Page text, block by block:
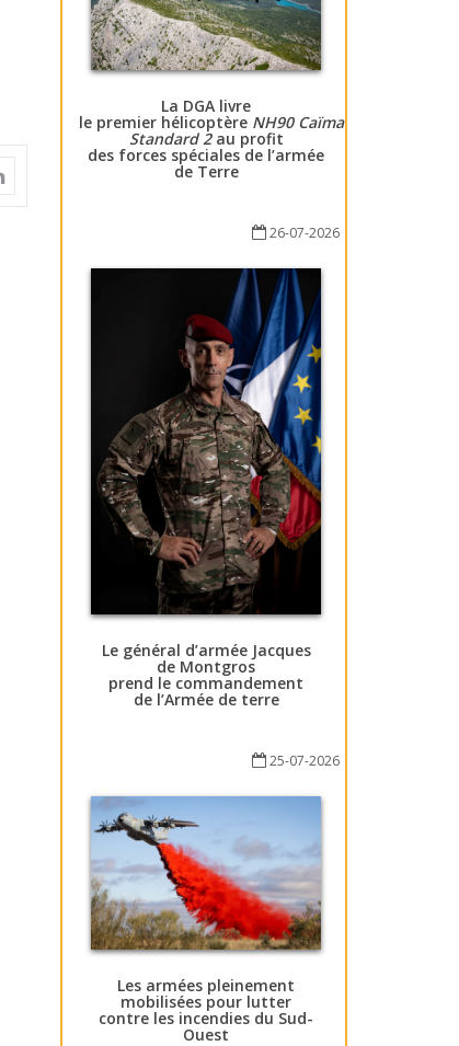
La DGA livre
le premier hélicoptère NH90 Caïman
Standard 2au profit
des forces spéciales de l’armée
de Terre
26-07-2026
Le général d’armée Jacques
de Montgros
prend le commandement
de l’Armée de terre
25-07-2026
Les armées pleinement
mobilisées pour lutter
contre les incendies du Sud-
Ouest